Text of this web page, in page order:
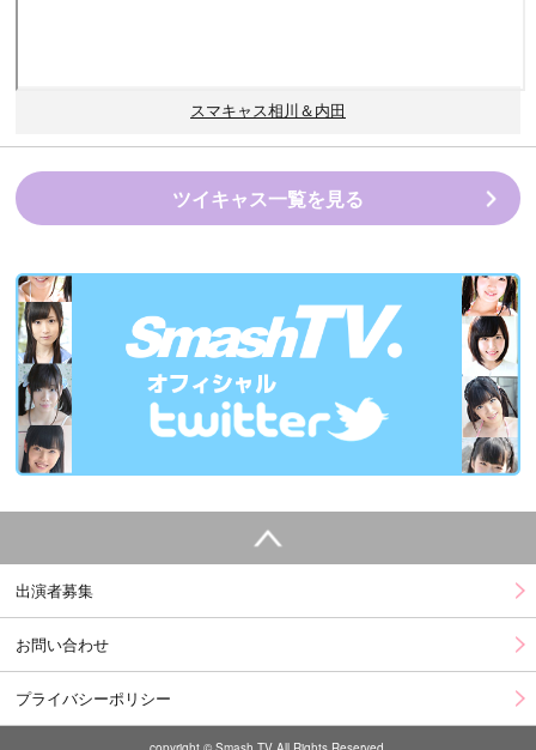
スマキャス相川＆内田
ツイキャス一覧を見る
出演者募集
お問い合わせ
プライバシーポリシー